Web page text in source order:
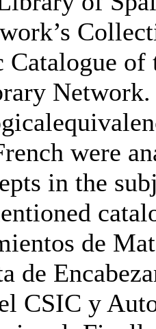
of
were
in the
de
de
CSIC y